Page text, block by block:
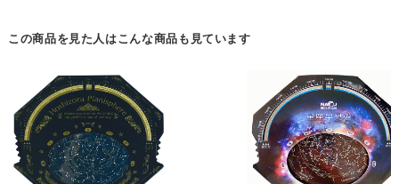
この商品を見た人はこんな商品も見ています